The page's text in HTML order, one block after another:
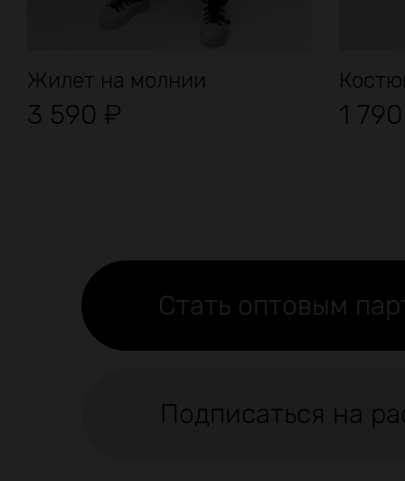
Жилет на молнии
3 590 ₽ 1
Стать оптовым
Подписаться на